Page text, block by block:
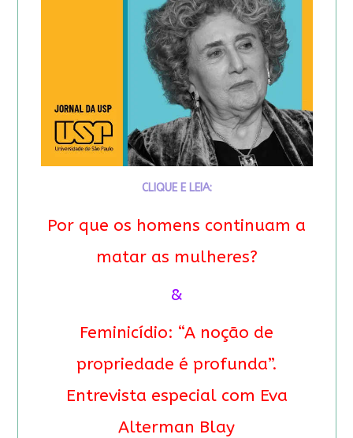
CLIQUE E LEIA:
Por que os homens continuam a
matar as mulheres?
&
Feminicídio: “A noção de
propriedade é profunda”.
Entrevista especial com Eva
Alterman Blay